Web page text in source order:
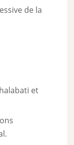
de la
et